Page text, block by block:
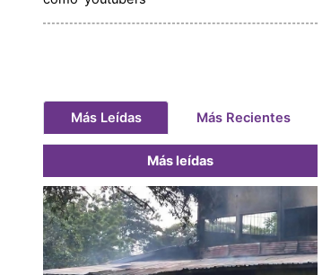
Más Leídas Más Recientes
Más leídas